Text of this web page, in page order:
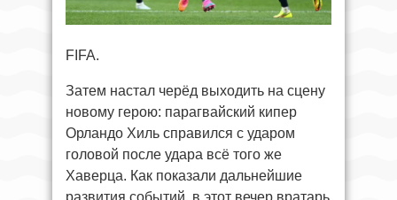
FIFA.
Затем настал черёд выходить на сцену
новому герою: парагвайский кипер
Орландо Хиль справился с ударом
головой после удара всё того же
Хаверца. Как показали дальнейшие
развития событий, в этот вечер вратарь